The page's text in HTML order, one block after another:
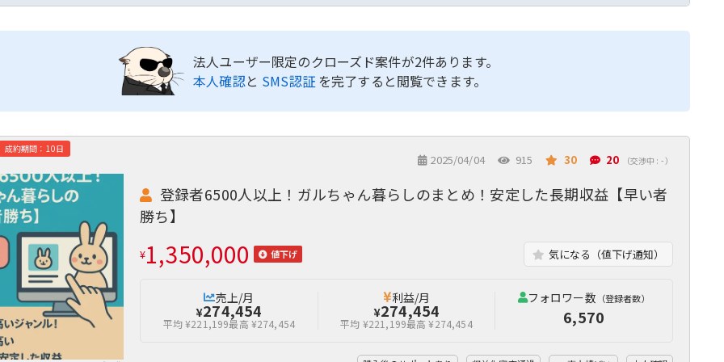
法人ユーザー限定のクローズド案件が2件あります。
本人確認と SMS認証を完了すると閲覧できます。
成約期間：10日
2025/04/04 915 30 20 （交渉中 : - ）
登録者6500人以上！ガルちゃん暮らしのまとめ！安定した長期収益【早い者
勝ち】
¥1,350,000 値下げ 気になる（値下げ通知）
売上/月
¥274,454
平均 ¥221,199最高 ¥274,454
利益/月
¥274,454
平均 ¥221,199最高 ¥274,454
フォロワー数 （登録者数）
6,570